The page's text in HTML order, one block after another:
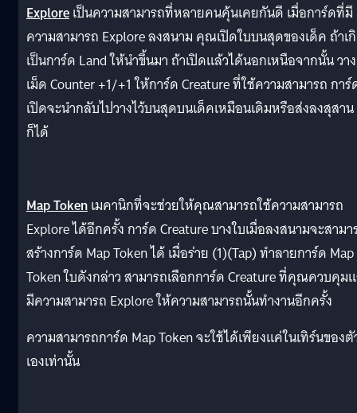
Exploreเป็นความสามารถที่หลายคนคุ้นเคยกันดี เมื่อการ์ดที่มี
ความสามารถ Explore ลงสนาม คุณเปิดใบบนสุดของเด็ค ถ้าเ
เป็นการ์ด Land ให้นำขึ้นมา ถ้าเปิดแล้วได้นอกเหนือจากนั้น วาง
เม็ด Counter +1/+1 ให้การ์ด Creature ที่ใช้ความสามารถ กา
เปิดจะนำกลับไปวางไว้บนสุดบนเด็คเหมือนเดิมหรือส่งลงสุสาน
ก็ได้
Map Tokenเมคานิกที่จะช่วยให้คุณสามารถใช้ความสามารถ
Explore ได้อีกครั้ง การ์ด Creature บางใบเมื่อลงสนามจะสาม
สร้างการ์ด Map Token ได้ เมื่อร่าย (1)(Tap) ทำลายการ์ด Map
Token ใบดังกล่าว สามารถเลือกการ์ด Creature ที่คุณควบคุม
มีความสามารถ Explore ให้ความสามารถนั้นทำงานอีกครั้ง
ความสามารถการ์ด Map Token จะใช้ได้เพียงแค่ในเทิร์นของ
เองเท่านั้น